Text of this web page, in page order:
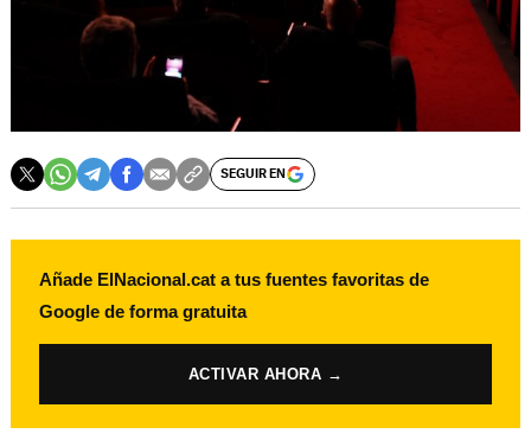
SEGUIR EN
Añade ElNacional.cat a tus fuentes favoritas de
Google de forma gratuita
ACTIVAR AHORA →